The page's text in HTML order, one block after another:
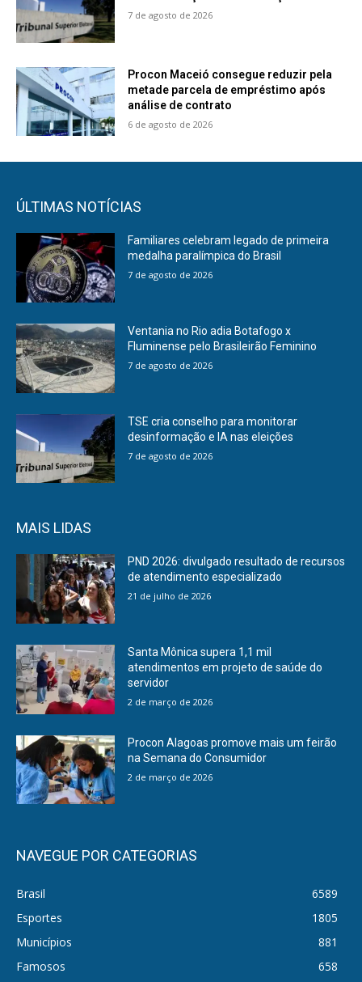
7 de agosto de 2026
Procon Maceió consegue reduzir pela
metade parcela de empréstimo após
análise de contrato
6 de agosto de 2026
ÚLTIMAS NOTÍCIAS
Familiares celebram legado de primeira
medalha paralímpica do Brasil
7 de agosto de 2026
Ventania no Rio adia Botafogo x
Fluminense pelo Brasileirão Feminino
7 de agosto de 2026
TSE cria conselho para monitorar
desinformação e IA nas eleições
7 de agosto de 2026
MAIS LIDAS
PND 2026: divulgado resultado de recursos
de atendimento especializado
21 de julho de 2026
Santa Mônica supera 1,1 mil
atendimentos em projeto de saúde do
servidor
2 de março de 2026
Procon Alagoas promove mais um feirão
na Semana do Consumidor
2 de março de 2026
NAVEGUE POR CATEGORIAS
Brasil
6589
Esportes
1805
Municípios
881
Famosos
658